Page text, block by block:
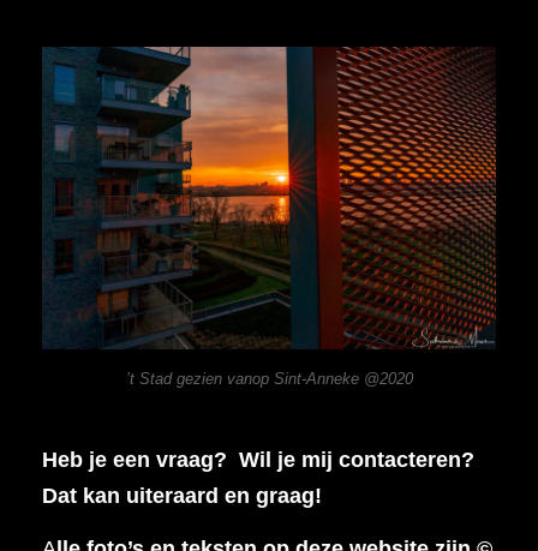
’t Stad gezien vanop Sint-Anneke @2020
Heb je een vraag? Wil je mij contacteren?
Dat kan uiteraard en graag!